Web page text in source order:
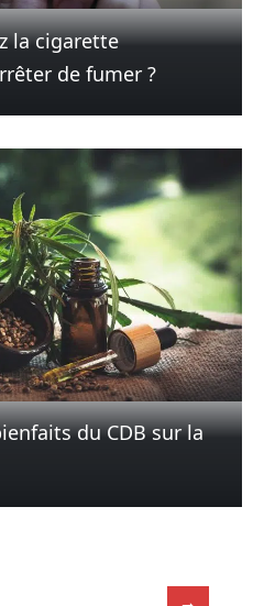
la cigarette
de fumer ?
du CDB sur la